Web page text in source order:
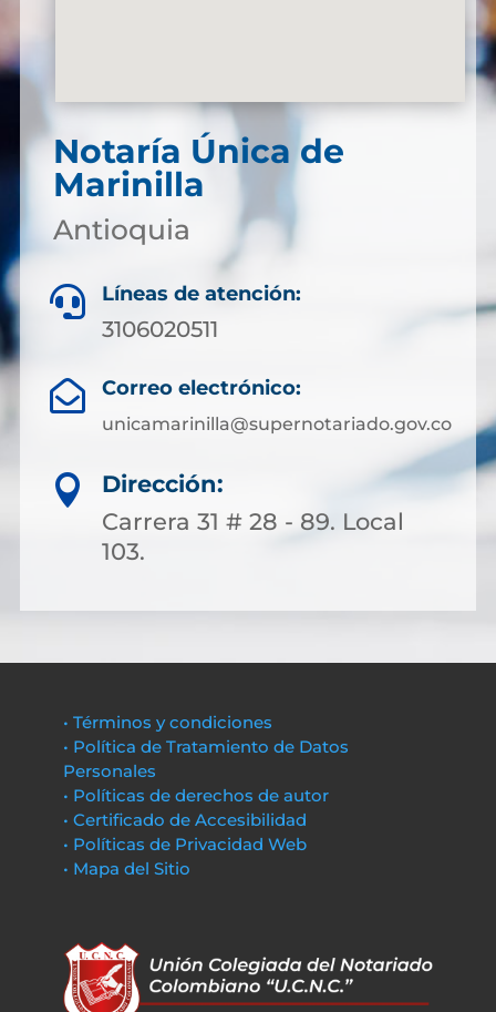
Notaría Única de
Marinilla
Antioquia
 Líneas de atención:
3106020511
 Correo electrónico:
unicamarinilla@supernotariado.gov.co

Dirección:
Carrera 31 # 28 - 89. Local
103.
• Términos y condiciones
• Política de Tratamiento de Datos
Personales
• Políticas de derechos de autor
• Certificado de Accesibilidad
• Políticas de Privacidad Web
• Mapa del Sitio